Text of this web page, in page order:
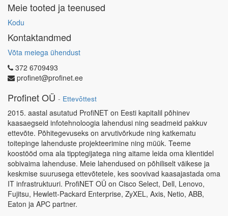
Meie tooted ja teenused
Kodu
Kontaktandmed
Võta meiega ühendust
372 6709493
profinet@profinet.ee
Profinet OÜ - Ettevõttest
2015. aastal asutatud ProfiNET on Eesti kapitalil põhinev
kaasaegseid infotehnoloogia lahendusi ning seadmeid pakkuv
ettevõte. Põhitegevuseks on arvutivõrkude ning katkematu
toitepinge lahenduste projekteerimine ning müük. Teeme
koostööd oma ala tipptegijatega ning aitame leida oma klientidel
sobivaima lahenduse. Meie lahendused on põhiliselt väikese ja
keskmise suurusega ettevõtetele, kes soovivad kaasajastada oma
IT infrastruktuuri. ProfiNET OÜ on Cisco Select, Dell, Lenovo,
Fujitsu, Hewlett-Packard Enterprise, ZyXEL, Axis, Netio, ABB,
Eaton ja APC partner.